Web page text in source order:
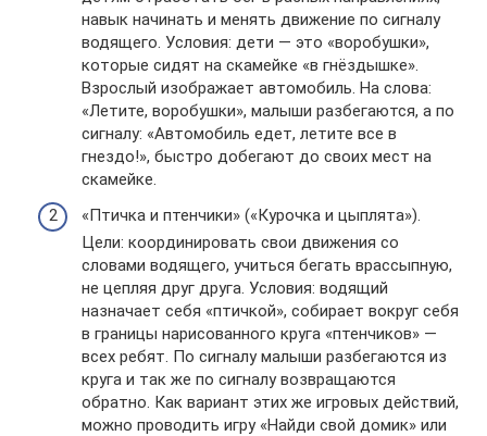
навык начинать и менять движение по сигналу
водящего. Условия: дети — это «воробушки»,
которые сидят на скамейке «в гнёздышке».
Взрослый изображает автомобиль. На слова:
«Летите, воробушки», малыши разбегаются, а по
сигналу: «Автомобиль едет, летите все в
гнездо!», быстро добегают до своих мест на
скамейке.
«Птичка и птенчики» («Курочка и цыплята»).
Цели: координировать свои движения со
словами водящего, учиться бегать врассыпную,
не цепляя друг друга. Условия: водящий
назначает себя «птичкой», собирает вокруг себя
в границы нарисованного круга «птенчиков» —
всех ребят. По сигналу малыши разбегаются из
круга и так же по сигналу возвращаются
обратно. Как вариант этих же игровых действий,
можно проводить игру «Найди свой домик» или